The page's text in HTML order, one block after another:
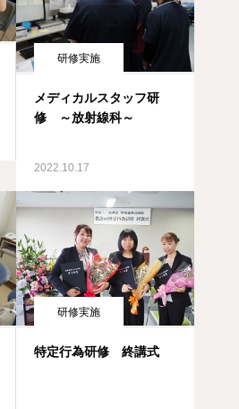
研修実施
メディカルスタッフ研
修 ～放射線科～
2022.10.17
研修実施
特定行為研修 終講式